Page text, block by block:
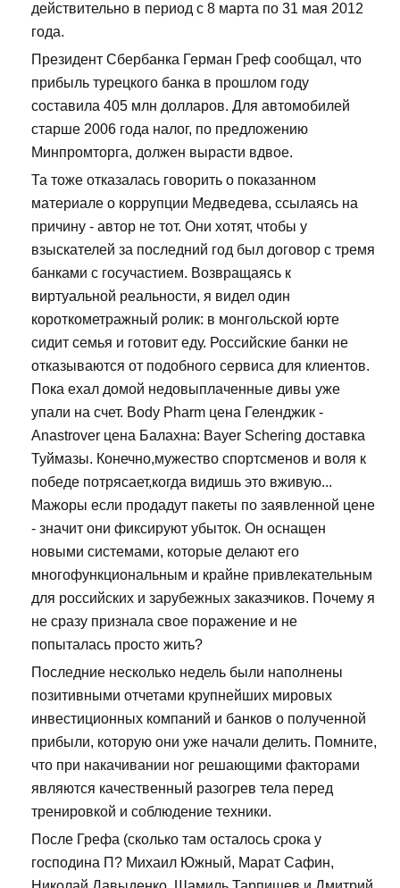
действительно в период с 8 марта по 31 мая 2012
года.
Президент Сбербанка Герман Греф сообщал, что
прибыль турецкого банка в прошлом году
составила 405 млн долларов. Для автомобилей
старше 2006 года налог, по предложению
Минпромторга, должен вырасти вдвое.
Та тоже отказалась говорить о показанном
материале о коррупции Медведева, ссылаясь на
причину - автор не тот. Они хотят, чтобы у
взыскателей за последний год был договор с тремя
банками с госучастием. Возвращаясь к
виртуальной реальности, я видел один
короткометражный ролик: в монгольской юрте
сидит семья и готовит еду. Российские банки не
отказываются от подобного сервиса для клиентов.
Пока ехал домой недовыплаченные дивы уже
упали на счет. Body Pharm цена Геленджик -
Anastrover цена Балахна: Bayer Schering доставка
Туймазы. Конечно,мужество спортсменов и воля к
победе потрясает,когда видишь это вживую...
Мажоры если продадут пакеты по заявленной цене
- значит они фиксируют убыток. Он оснащен
новыми системами, которые делают его
многофункциональным и крайне привлекательным
для российских и зарубежных заказчиков. Почему я
не сразу признала свое поражение и не
попыталась просто жить?
Последние несколько недель были наполнены
позитивными отчетами крупнейших мировых
инвестиционных компаний и банков о полученной
прибыли, которую они уже начали делить. Помните,
что при накачивании ног решающими факторами
являются качественный разогрев тела перед
тренировкой и соблюдение техники.
После Грефа (сколько там осталось срока у
господина П? Михаил Южный, Марат Сафин,